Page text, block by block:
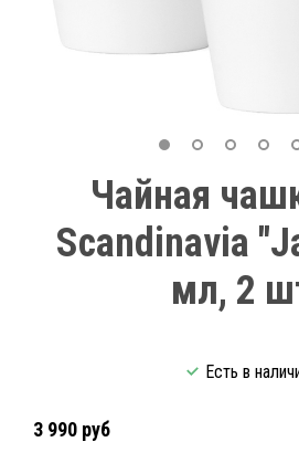
Чайная
Scandinavia
мл, 2
Есть в
3 990 руб